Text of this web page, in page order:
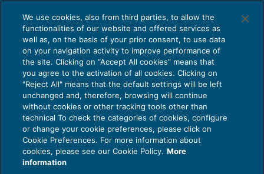
attentamente vediamo l’intero universo. Ci sono
le cose della fisica: il liquido turbolento e in
evaporazione, in funzione del vento e del tempo, il
riflesso sul vetro del bicchiere, e la nostra
immaginazione aggiunge gli atomi. Il vetro è un
distillato di rocce della terra, e nella sua
composizione vediamo i segreti dell’età
dell’universo e l’evoluzione delle stelle. Ci sono i
fermenti, gli enzimi, i substrati e i prodotti… E se
EU AI Act e studi professionali: le
scadenze concrete
27 Luglio 2026
di Diego BarberieStefano Dovier
Privacy Policy
Cookie Policy
We use cookies, also from third parties, to allow the
functionalities of our website and offered services as
well as, on the basis of your prior consent, to use data
on your navigation activity to improve performance of
the site. Clicking on “Accept All cookies” means that
you agree to the activation of all cookies. Clicking on
"Reject All" means that the default settings will be left
unchanged and, therefore, browsing will continue
without cookies or other tracking tools other than
technical To check the categories of cookies, configure
or change your cookie preferences, please click on
Cookie Preferences. For more information about
cookies, please see our Cookie Policy. More
information